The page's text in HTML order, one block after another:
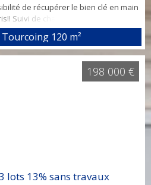
de récupérer le bien clé en main
Suivi de chantier ameublement
A partir de 2500 euros En
spécialisée dans
Contact Domenico 0761136226
Tourcoing à proximité immédiate
Tourcoing 120 m²
lots 13% sans travaux
198 000 €